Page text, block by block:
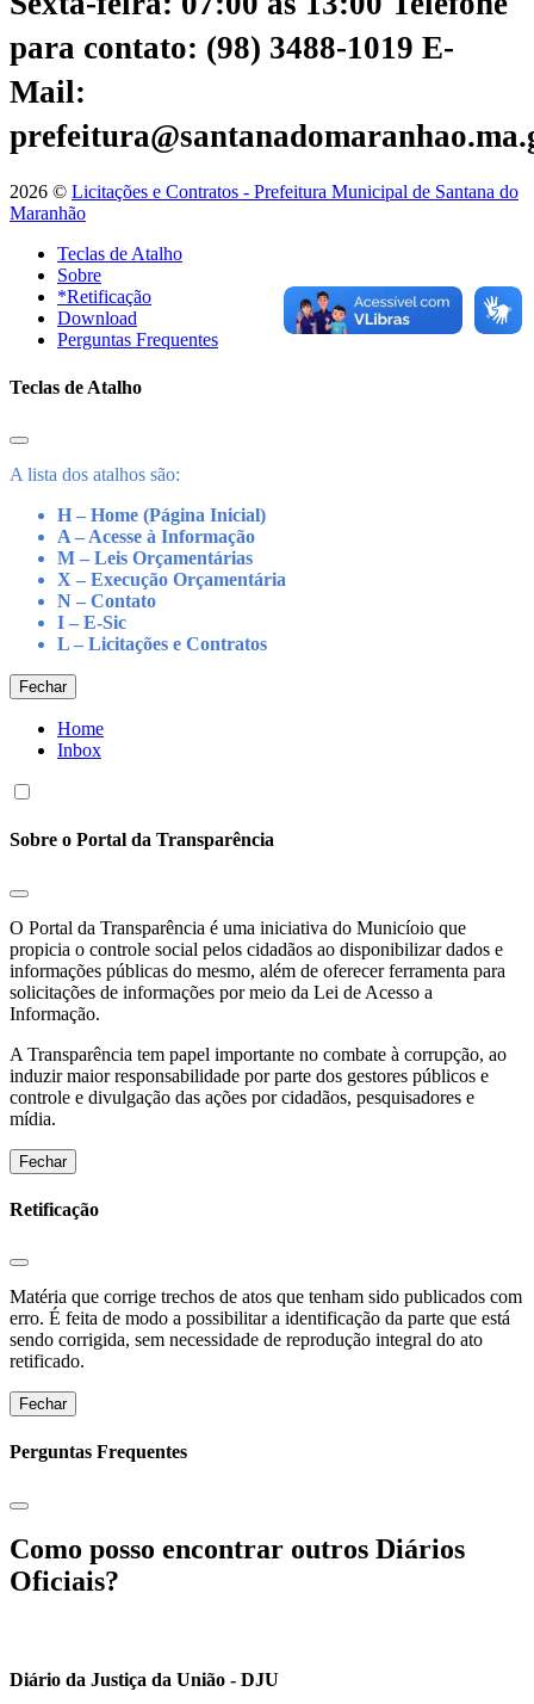
para contato: (98) 3488-1019 E-
Mail:
2026 © Licitações e Contratos - Prefeitura Municipal de Santana do
Maranhão
Teclas de Atalho
Sobre
*Retificação
Download
Perguntas Frequentes
Teclas de Atalho
A lista dos atalhos são:
H – Home (Página Inicial)
A – Acesse à Informação
M – Leis Orçamentárias
X – Execução Orçamentária
N – Contato
I – E-Sic
L – Licitações e Contratos
Fechar
Home
Inbox
Sobre o Portal da Transparência
O Portal da Transparência é uma iniciativa do Municíoio que
propicia o controle social pelos cidadãos ao disponibilizar dados e
informações públicas do mesmo, além de oferecer ferramenta para
solicitações de informações por meio da Lei de Acesso a
Informação.
A Transparência tem papel importante no combate à corrupção, ao
induzir maior responsabilidade por parte dos gestores públicos e
controle e divulgação das ações por cidadãos, pesquisadores e
mídia.
Fechar
Retificação
Matéria que corrige trechos de atos que tenham sido publicados com
erro. É feita de modo a possibilitar a identificação da parte que está
sendo corrigida, sem necessidade de reprodução integral do ato
retificado.
Fechar
Perguntas Frequentes
Como posso encontrar outros Diários
Oficiais?
Diário da Justiça da União - DJU